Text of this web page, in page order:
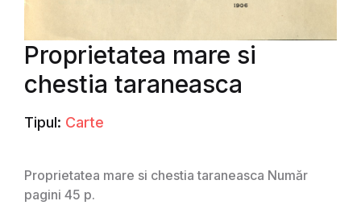
Proprietatea mare si
chestia taraneasca
Tipul: Carte
Proprietatea mare si chestia taraneasca Număr
pagini 45 p.